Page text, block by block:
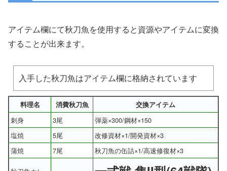
アイテム欄にて秋刀魚を使用すると資源やアイテムに変換
することが出来ます。
入手した秋刀魚はアイテム欄に格納されています
料理名 消費秋刀魚 交換アイテム
刺身 3尾
弾薬×300/鋼材×150
塩焼
5尾
改修資材×1/開発資材×3
蒲焼
7尾 秋刀魚の缶詰×1/高速修復材×3